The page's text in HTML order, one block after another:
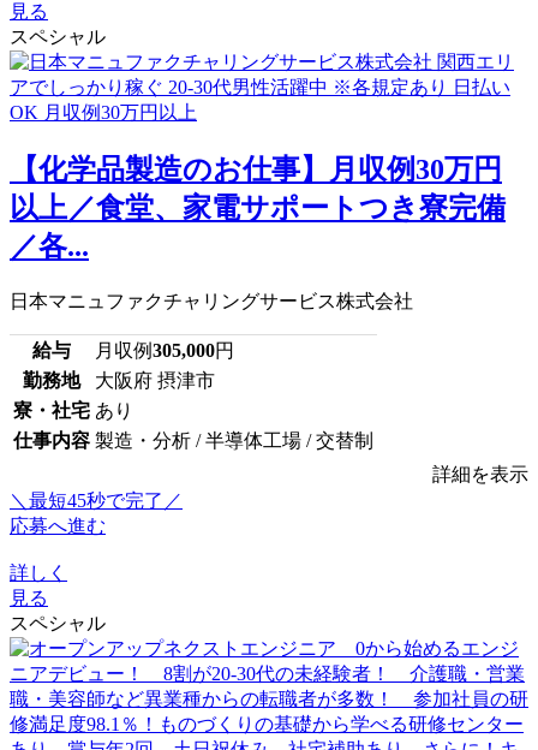
見る
スペシャル
【化学品製造のお仕事】月収例30万円
以上／食堂、家電サポートつき寮完備
／各...
日本マニュファクチャリングサービス株式会社
給与 月収例305,000円
勤務地
大阪府 摂津市
寮・社宅 あり
仕事内容 製造・分析 / 半導体工場 / 交替制
詳細を表示
＼最短45秒で完了／
応募へ進む
詳しく
見る
スペシャル